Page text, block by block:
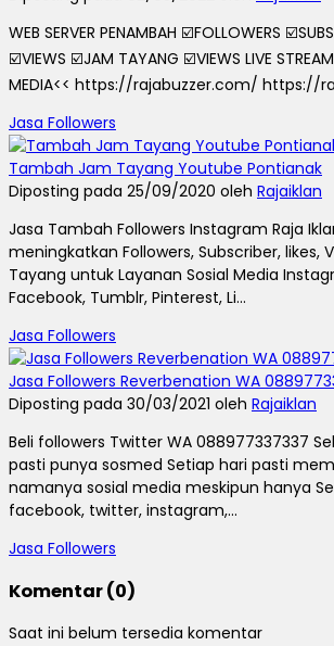
WEB SERVER PENAMBAH ☑️FOLLOWERS
☑️VIEWS ☑️JAM TAYANG ☑️VIEWS LIVE
MEDIA<< https://rajabuzzer.com/ https://
Jasa Followers
Tambah Jam Tayang Youtube Pontianak
Diposting pada 25/09/2020 oleh Rajaiklan
Jasa Tambah Followers Instagram Raja
meningkatkan Followers, Subscriber, likes,
Tayang untuk Layanan Sosial Media
Facebook, Tumblr, Pinterest, Li...
Jasa Followers
Jasa Followers Reverbenation WA
Diposting pada 30/03/2021 oleh Rajaiklan
Beli followers Twitter WA 088977337337
pasti punya sosmed Setiap hari pasti
namanya sosial media meskipun hanya
facebook, twitter, instagram,...
Jasa Followers
Komentar (0)
Saat ini belum tersedia komentar